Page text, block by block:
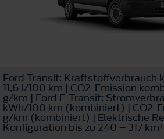
Ford Transit: Kraftstoffverbrauch
11,6 l/100 km | CO2-Emission
g/km | Ford E-Transit:
kWh/100 km (kombiniert) | CO2-
g/km (kombiniert) | Elektrische
Konfiguration bis zu 240 – 317 km¹